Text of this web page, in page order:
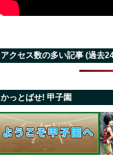
アクセス数の多い記事 (過去
かっとばせ! 甲子園